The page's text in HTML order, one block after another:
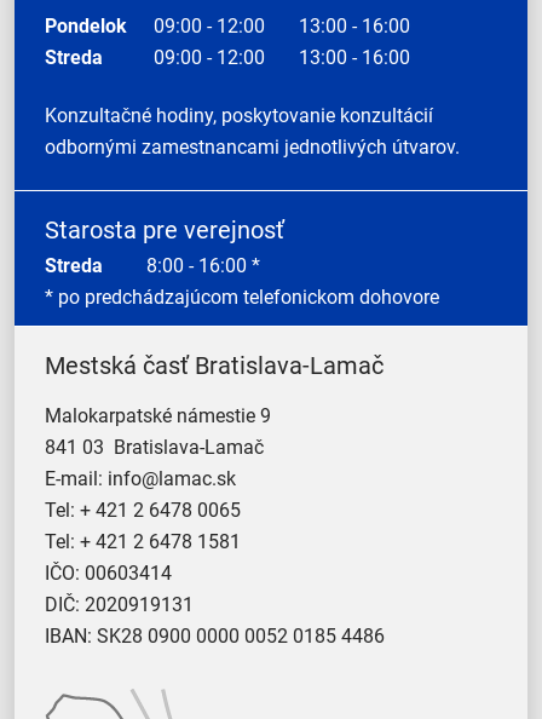
Pondelok 09:00 - 12:00
13:00 - 16:00
Streda
09:00 - 12:00 13:00 - 16:00
Konzultačné hodiny, poskytovanie konzultácií
odbornými zamestnancami jednotlivých útvarov.
Starosta pre verejnosť
Streda 8:00 - 16:00 *
* po predchádzajúcom telefonickom dohovore
Mestská časť Bratislava-Lamač
Malokarpatské námestie 9
841 03 Bratislava-Lamač
E-mail: info@lamac.sk
Tel: + 421 2 6478 0065
Tel: + 421 2 6478 1581
IČO: 00603414
DIČ: 2020919131
IBAN: SK28 0900 0000 0052 0185 4486